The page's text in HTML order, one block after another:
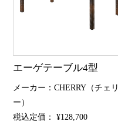
エーゲテーブル4型
メーカー：CHERRY（チェリ
ー）
税込定価： ¥128,700